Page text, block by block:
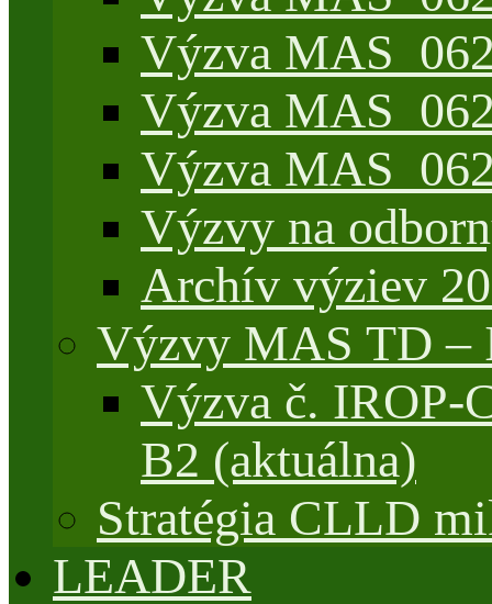
Výzva
Výzva
Výzva
Výzvy na
Archív výziev
Výzvy MAS TD –
Výzva č. IROP-
B2 (aktuálna)
Stratégia CLLD
LEADER